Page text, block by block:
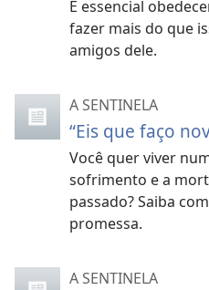
É essencial
fazer mais do que
amigos dele.
A SENTINELA
“Eis que faço
Você quer viver
sofrimento e a
passado? Saiba
promessa.
A SENTINELA